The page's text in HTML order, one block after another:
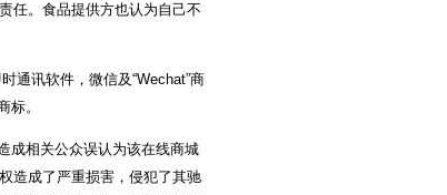
任。食品提供方也认为自己不
通讯软件，微信及“Wechat”商
标。
成相关公众误认为该在线商城
造成了严重损害，侵犯了其驰